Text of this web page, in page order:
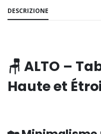
DESCRIZIONE
🪑 ALTO –
Haute et